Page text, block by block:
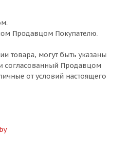
Продавцом Покупателю.
товара, могут быть указаны
согласованный Продавцом
от условий настоящего